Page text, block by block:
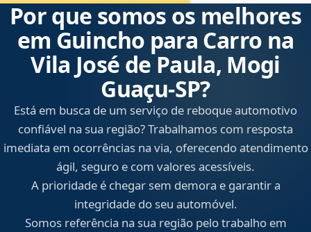
Por que somos os melhores
em Guincho para Carro na
Vila José de Paula, Mogi
Guaçu‑SP?
Está em busca de um serviço de reboque automotivo
confiável na sua região? Trabalhamos com resposta
imediata em ocorrências na via, oferecendo atendimento
ágil, seguro e com valores acessíveis.
A prioridade é chegar sem demora e garantir a
integridade do seu automóvel.
Somos referência na sua região pelo trabalho em